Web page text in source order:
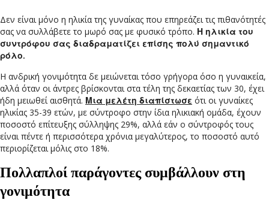
Δεν είναι μόνο η ηλικία της γυναίκας που επηρεάζει τις πιθανότητές
σας να συλλάβετε το μωρό σας με φυσικό τρόπο. Η ηλικία του
συντρόφου σας διαδραματίζει επίσης πολύ σημαντικό
ρόλο.
Η ανδρική γονιμότητα δε μειώνεται τόσο γρήγορα όσο η γυναικεία,
αλλά όταν οι άντρες βρίσκονται στα τέλη της δεκαετίας των 30, έχει
ήδη μειωθεί αισθητά. Μια μελέτη διαπίστωσε ότι οι γυναίκες
ηλικίας 35-39 ετών, με σύντροφο στην ίδια ηλικιακή ομάδα, έχουν
ποσοστό επίτευξης σύλληψης 29%, αλλά εάν ο σύντροφός τους
είναι πέντε ή περισσότερα χρόνια μεγαλύτερος, το ποσοστό αυτό
περιορίζεται μόλις στο 18%.
Πολλαπλοί παράγοντες συμβάλλουν στη
γονιμότητα